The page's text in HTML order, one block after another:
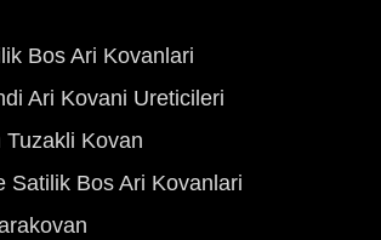
Bos Ari Kovanlari
Ari Kovani Ureticileri
Tuzakli Kovan
Satilik Bos Ari Kovanlari